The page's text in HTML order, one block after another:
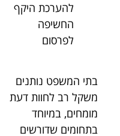
להערכת היקף
החשיפה
לפרסום
בתי המשפט נותנים
משקל רב לחוות דעת
מומחים, במיוחד
בתחומים שדורשים